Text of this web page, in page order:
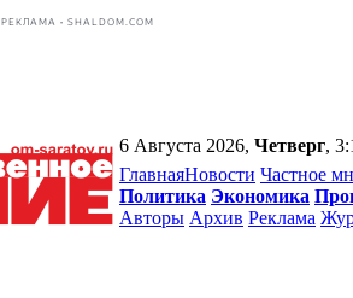
РЕКЛАМА • SHALDOM.COM
6 Августа 2026, Четверг,
ГлавнаяНовости Частное
Политика Экономика
Авторы Архив Реклама